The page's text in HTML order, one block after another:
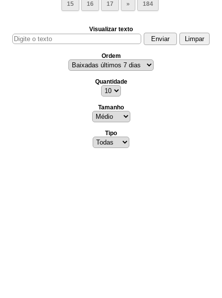
15 16 17 » 184
Visualizar texto
Ordem
Quantidade
Tamanho
Tipo